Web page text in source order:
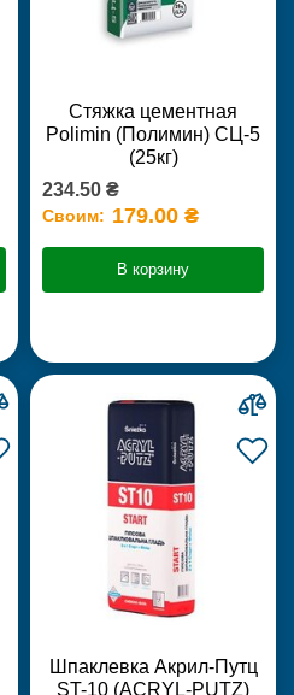
Стяжка цементная
Polimin (Полимин) СЦ-5
(25кг)
234.50 ₴
Своим: 179.00 ₴
В корзину
Шпаклевка Акрил-Путц
ST-10 (ACRYL-PUTZ)